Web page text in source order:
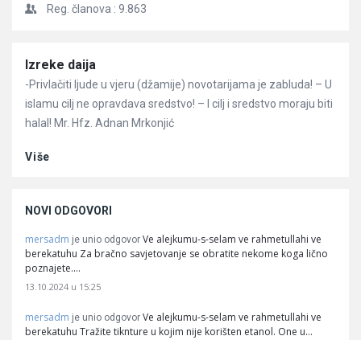
Reg. članova : 9.863
Članci
Izreke daija
-Privlačiti ljude u vjeru (džamije) novotarijama je zabluda! – U
islamu cilj ne opravdava sredstvo! – I cilj i sredstvo moraju biti
halal! Mr. Hfz. Adnan Mrkonjić
Više
NOVI ODGOVORI
mersadm je unio odgovor Ve alejkumu-s-selam ve rahmetullahi ve
berekatuhu Za bračno savjetovanje se obratite nekome koga lično
poznajete.…
13.10.2024 u 15:25
mersadm je unio odgovor Ve alejkumu-s-selam ve rahmetullahi ve
berekatuhu Tražite tiknture u kojim nije korišten etanol. One u…